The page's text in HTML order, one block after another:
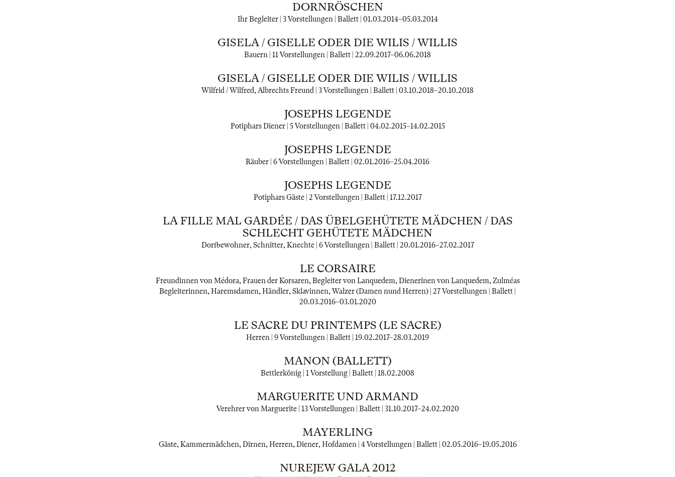
DORNRÖSCHEN
Ihr Begleiter | 3 Vorstellungen | Ballett | 01.03.2014–05.03.2014
GISELA / GISELLE ODER DIE WILIS / WILLIS
Bauern | 11 Vorstellungen | Ballett | 22.09.2017–06.06.2018
GISELA / GISELLE ODER DIE WILIS / WILLIS
Wilfrid / Wilfred, Albrechts Freund | 3 Vorstellungen | Ballett | 03.10.2018–20.10.2018
JOSEPHS LEGENDE
Potiphars Diener | 5 Vorstellungen | Ballett | 04.02.2015–14.02.2015
JOSEPHS LEGENDE
Räuber | 6 Vorstellungen | Ballett | 02.01.2016–25.04.2016
JOSEPHS LEGENDE
Potiphars Gäste | 2 Vorstellungen | Ballett | 17.12.2017
LA FILLE MAL GARDÉE / DAS ÜBELGEHÜTETE MÄDCHEN / DAS
SCHLECHT GEHÜTETE MÄDCHEN
Dorfbewohner, Schnitter, Knechte | 6 Vorstellungen | Ballett | 20.01.2016–27.02.2017
LE CORSAIRE
Freundinnen von Médora, Frauen der Korsaren, Begleiter von Lanquedem, Dienerinen von Lanquedem, Zulméas
Begleiterinnen, Haremsdamen, Händler, Sklavinnen, Walzer (Damen nund Herren) | 27 Vorstellungen | Ballett |
20.03.2016–03.01.2020
LE SACRE DU PRINTEMPS (LE SACRE)
Herren | 9 Vorstellungen | Ballett | 19.02.2017–28.03.2019
MANON (BALLETT)
Bettlerkönig | 1 Vorstellung | Ballett | 18.02.2008
MARGUERITE UND ARMAND
Verehrer von Marguerite | 13 Vorstellungen | Ballett | 31.10.2017–24.02.2020
MAYERLING
Gäste, Kammermädchen, Dirnen, Herren, Diener, Hofdamen | 4 Vorstellungen | Ballett | 02.05.2016–19.05.2016
NUREJEW GALA 2012